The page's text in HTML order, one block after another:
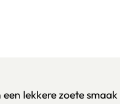
lekkere zoete